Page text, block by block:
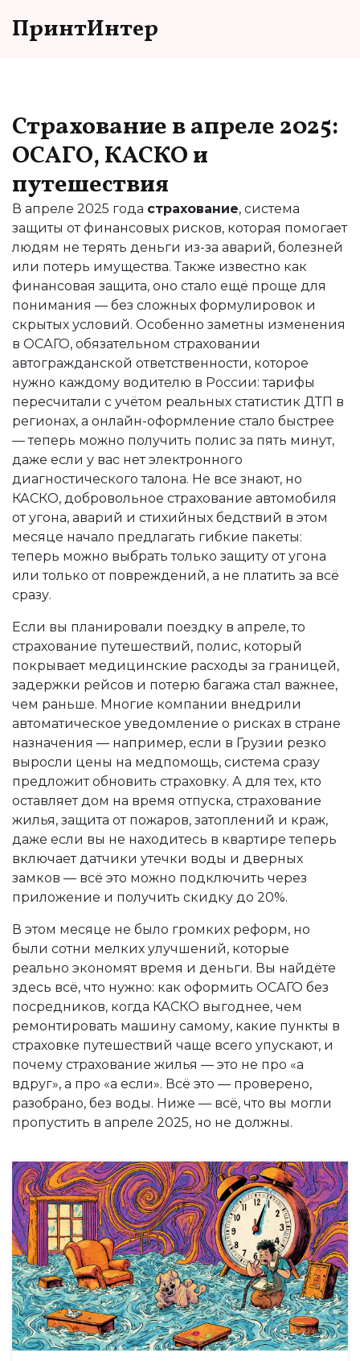
ПринтИнтер
Страхование в апреле 2025:
ОСАГО, КАСКО и
путешествия
В апреле 2025 года страхование, система
защиты от финансовых рисков, которая помогает
людям не терять деньги из-за аварий, болезней
или потерь имущества. Также известно как
финансовая защита, оно стало ещё проще для
понимания — без сложных формулировок и
скрытых условий. Особенно заметны изменения
в ОСАГО, обязательном страховании
автогражданской ответственности, которое
нужно каждому водителю в России: тарифы
пересчитали с учётом реальных статистик ДТП в
регионах, а онлайн-оформление стало быстрее
— теперь можно получить полис за пять минут,
даже если у вас нет электронного
диагностического талона. Не все знают, но
КАСКО, добровольное страхование автомобиля
от угона, аварий и стихийных бедствий в этом
месяце начало предлагать гибкие пакеты:
теперь можно выбрать только защиту от угона
или только от повреждений, а не платить за всё
сразу.
Если вы планировали поездку в апреле, то
страхование путешествий, полис, который
покрывает медицинские расходы за границей,
задержки рейсов и потерю багажа стал важнее,
чем раньше. Многие компании внедрили
автоматическое уведомление о рисках в стране
назначения — например, если в Грузии резко
выросли цены на медпомощь, система сразу
предложит обновить страховку. А для тех, кто
оставляет дом на время отпуска, страхование
жилья, защита от пожаров, затоплений и краж,
даже если вы не находитесь в квартире теперь
включает датчики утечки воды и дверных
замков — всё это можно подключить через
приложение и получить скидку до 20%.
В этом месяце не было громких реформ, но
были сотни мелких улучшений, которые
реально экономят время и деньги. Вы найдёте
здесь всё, что нужно: как оформить ОСАГО без
посредников, когда КАСКО выгоднее, чем
ремонтировать машину самому, какие пункты в
страховке путешествий чаще всего упускают, и
почему страхование жилья — это не про «а
вдруг», а про «а если». Всё это — проверено,
разобрано, без воды. Ниже — всё, что вы могли
пропустить в апреле 2025, но не должны.